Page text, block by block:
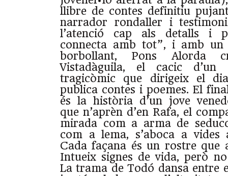
llibre de contes definitiu
narrador rondaller i
l’atenció cap als detalls i
connecta amb tot”, i amb un
borbollant, Pons Alorda
Vistadàguila, el cacic
tragicòmic que dirigeix el
publica contes i poemes. El
és la història d’un jove
que n’aprèn d’en Rafa, el
mirada com a arma de
com a lema, s’aboca a vides
Cada façana és un rostre que
Intueix signes de vida, però
La trama de Todó dansa entre